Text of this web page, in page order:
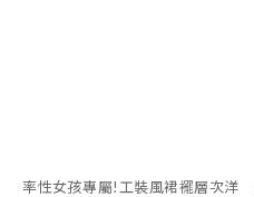
率性女孩專屬!工裝風裙襬層次洋